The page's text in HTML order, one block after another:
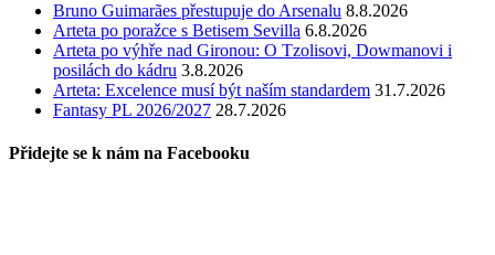
Bruno Guimarães přestupuje do Arsenalu 8.8.2026
Arteta po poražce s Betisem Sevilla 6.8.2026
Arteta po výhře nad Gironou: O Tzolisovi, Dowmanovi i
posilách do kádru 3.8.2026
Arteta: Excelence musí být naším standardem 31.7.2026
Fantasy PL 2026/2027 28.7.2026
Přidejte se k nám na Facebooku